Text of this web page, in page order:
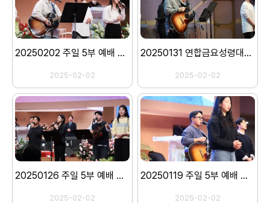
20250202 주일 5부 예배 스캐치
2025-02-02
20250131 연합금요성령대망회
2025-02-02
20250126 주일 5부 예배 스캐치
2025-02-02
20250119 주일 5부 예배 스캐치
2025-02-02